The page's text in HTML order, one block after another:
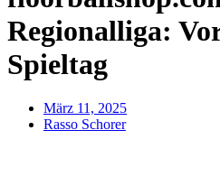
Regionalliga:
Spieltag
März 11, 2025
Rasso Schorer